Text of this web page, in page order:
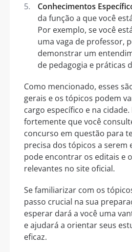
Conhecimentos
da função a que você
Por exemplo, se você
uma vaga de professor,
demonstrar um
de pedagogia e práticas
Como mencionado, esses
gerais e os tópicos podem
cargo específico e na
fortemente que você
concurso em questão para
precisa dos tópicos a serem
pode encontrar os editais e
relevantes no site oficial.
Se familiarizar com os
passo crucial na sua
esperar dará a você uma
e ajudará a orientar seus
eficaz.